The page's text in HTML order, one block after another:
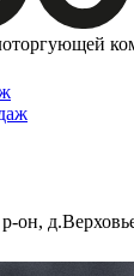
он,